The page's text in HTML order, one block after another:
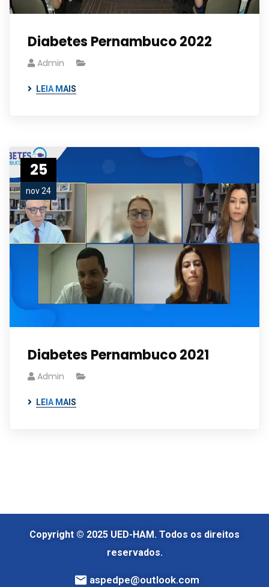
Diabetes Pernambuco 2022
Admin
LEIA MAIS
25
nov 24
Diabetes Pernambuco 2021
Admin
LEIA MAIS
Copyright © 2025 UED-HAM. Todos os direitos
reservados.
aspedpe@outlook.com